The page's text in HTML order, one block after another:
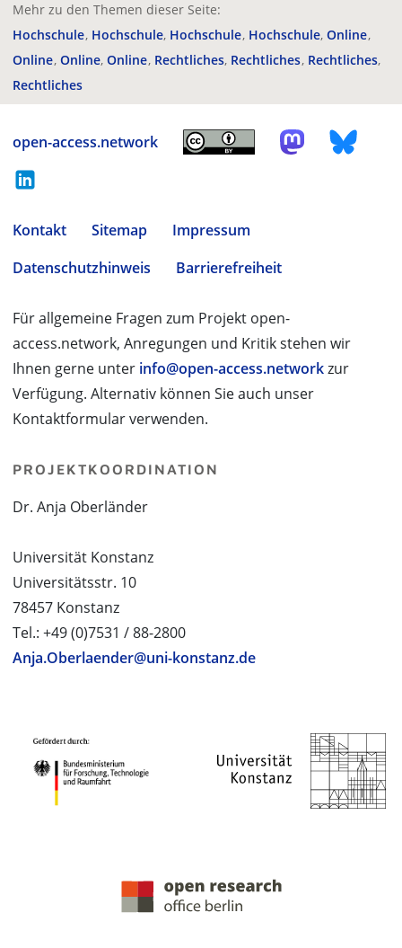
Mehr zu den Themen dieser Seite:
Hochschule Hochschule Hochschule Hochschule Online
Online Online Online Rechtliches Rechtliches Rechtliches
Rechtliches
open-access.network
Kontakt Sitemap
Impressum
Datenschutzhinweis
Barrierefreiheit
Für allgemeine Fragen zum Projekt open-
access.network, Anregungen und Kritik stehen wir
Ihnen gerne unter info@open-access.networkzur
Verfügung. Alternativ können Sie auch unser
Kontaktformular verwenden.
PROJEKTKOORDINATION
Dr. Anja Oberländer
Universität Konstanz
Universitätsstr. 10
78457 Konstanz
Tel.: +49 (0)7531 / 88-2800
Anja.Oberlaender@uni-konstanz.de